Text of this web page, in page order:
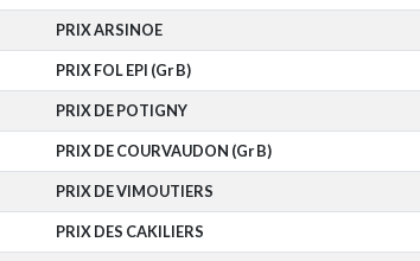
PRIX ARSINOE
PRIX FOL EPI (Gr B)
PRIX DE POTIGNY
PRIX DE COURVAUDON (Gr B)
PRIX DE VIMOUTIERS
PRIX DES CAKILIERS